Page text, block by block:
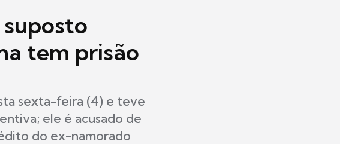
suposto
tem prisão
sexta-feira (4) e teve
ele é acusado de
do ex-namorado